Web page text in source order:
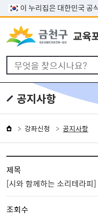
본
이 누리집은 대한민국 공
공지사항
강좌신청 공지사항
제목
[시와 함께하는 소리테라피]
조회수